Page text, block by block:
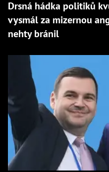
Drsná hádka politiků
vysmál za mizernou
nehty bránil